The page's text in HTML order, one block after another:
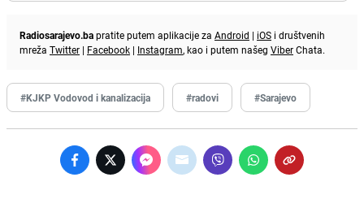
Radiosarajevo.bapratite putem aplikacije za Android | iOS i društvenih
mreža Twitter | Facebook | Instagram, kao i putem našeg ViberChata.
#KJKP Vodovod i kanalizacija #radovi #Sarajevo